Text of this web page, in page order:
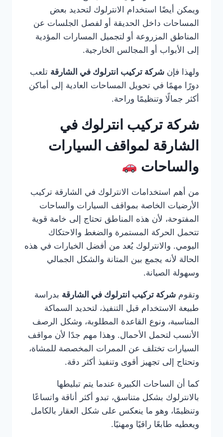
ويمكن أيضًا استخدام الانترلوك لتحديد بعض
المساحات داخل الحديقة أو لفصل الجلسات عن
المناطق المزروعة أو لتجميل المسارات المؤدية
إلى الأبواب أو المجالس الخارجية.
ولهذا فإن شركة تركيب انترلوك في الشارقة تلعب
دورًا مهمًا في تحويل المساحات العادية إلى أماكن
أكثر جمالًا وتنظيمًا وراحة.
شركة تركيب انترلوك في
الشارقة لمواقف السيارات
والساحات
من أهم استخدامات الانترلوك في الشارقة تركيب
الأرضيات الخاصة بمواقف السيارات والساحات
المفتوحة، لأن هذه المناطق تحتاج إلى خامة قوية
تتحمل الحركة المستمرة والضغط والاحتكاك
اليومي. والانترلوك يُعد من أفضل الخيارات في هذه
الحالة لأنه يجمع بين المتانة والشكل الجمالي
وسهولة الصيانة.
وتقوم شركة تركيب انترلوك في الشارقة بدراسة
طبيعة الاستخدام قبل التنفيذ، لتحديد السماكة
المناسبة، ونوع القاعدة المطلوبة، وشكل الرصف
الأنسب لتحمل الأحمال. وهذا مهم جدًا لأن مواقف
السيارات تختلف عن الممرات المخصصة للمشاة،
وتحتاج إلى تجهيز أقوى وتنفيذ أكثر دقة.
كما أن الساحات الكبيرة عندما يتم تبليطها
بالانترلوك بشكل متناسق، تبدو أكثر أناقة واتساعًا
وتنظيمًا، وهو ما ينعكس على شكل العقار بالكامل
ويعطيه طابعًا راقيًا ومهنيًا.